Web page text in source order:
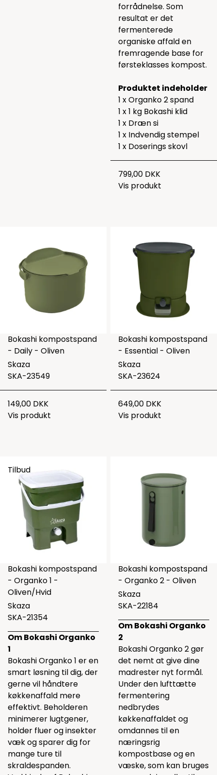
forrådnelse. Som
resultat er det
fermenterede
organiske affald en
fremragende base for
førsteklasses kompost.
Produktet indeholder
1 x Organko 2 spand
1 x 1 kg Bokashi klid
1 x Dræn si
1 x Indvendig stempel
1 x Doserings skovl
799,00 DKK
Vis produkt
Bokashi kompostspand
- Daily - Oliven
Skaza
SKA-23549
149,00 DKK
Vis produkt
Bokashi kompostspand
- Essential - Oliven
Skaza
SKA-23624
649,00 DKK
Vis produkt
Tilbud
Bokashi kompostspand
- Organko 1 -
Oliven/Hvid
Skaza
SKA-21354
Om Bokashi Organko
1
Bokashi Organko 1 er en
smart løsning til dig, der
gerne vil håndtere
køkkenaffald mere
effektivt. Beholderen
minimerer lugtgener,
holder fluer og insekter
væk og sparer dig for
mange ture til
skraldespanden.
Bokashi kompostspand
- Organko 2 - Oliven
Skaza
SKA-22184
Om Bokashi Organko
2
Bokashi Organko 2 gør
det nemt at give dine
madrester nyt formål.
Under den lufttætte
fermentering
nedbrydes
køkkenaffaldet og
omdannes til en
næringsrig
kompostbase og en
væske, som kan bruges